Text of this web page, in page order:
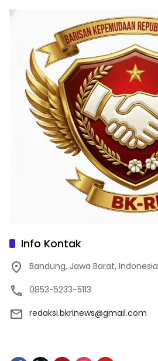
Info Kontak
Bandung, Jawa Barat, Indonesia
0853-5233-5113
redaksi.bkrinews@gmail.com